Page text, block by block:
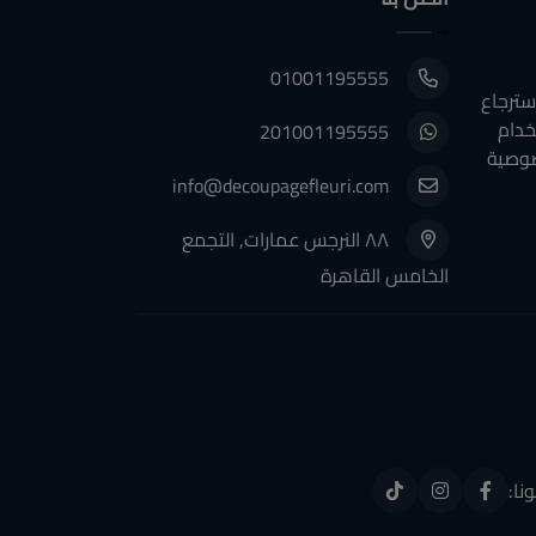
01001195555
201001195555
info@decoupagefleuri.com
٨٨ النرجس عمارات, التجمع
الخامس القاهرة